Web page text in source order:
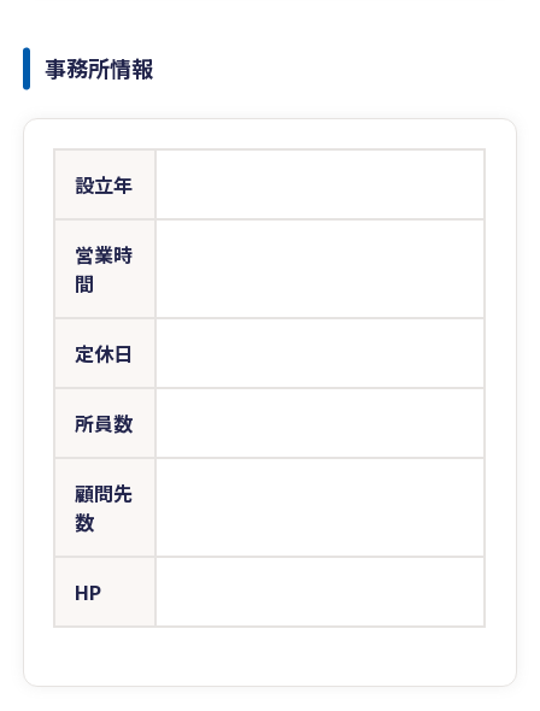
事務所情報
設立年
営業時
間
定休日
所員数
顧問先
数
HP